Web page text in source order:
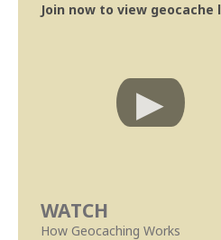
Join now to view
WATCH
How Geocaching Works